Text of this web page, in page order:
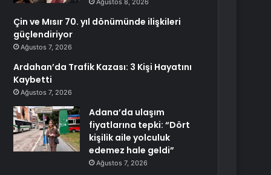
Ağustos 8, 2026
Çin ve Mısır 70. yıl dönümünde ilişkileri
güçlendiriyor
Ağustos 7, 2026
Ardahan’da Trafik Kazası: 3 Kişi Hayatını
Kaybetti
Ağustos 7, 2026
Adana’da ulaşım
fiyatlarına tepki: “Dört
kişilik aile yolculuk
edemez hale geldi”
Ağustos 7, 2026